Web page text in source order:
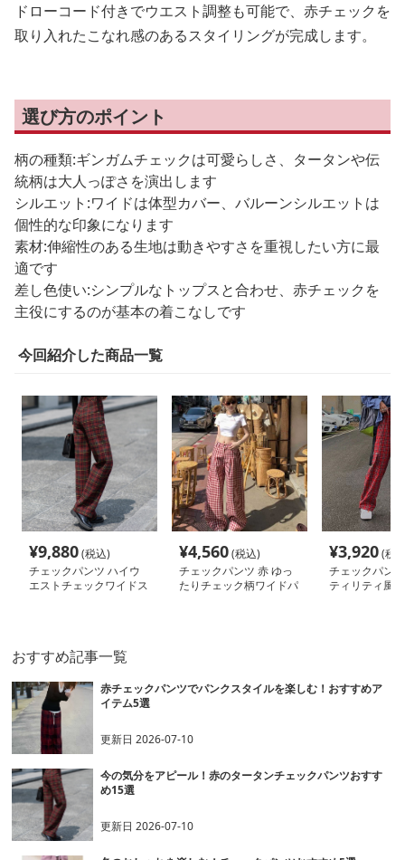
ドローコード付きでウエスト調整も可能で、赤チェックを
取り入れたこなれ感のあるスタイリングが完成します。
選び方のポイント
柄の種類:ギンガムチェックは可愛らしさ、タータンや伝
統柄は大人っぽさを演出します
シルエット:ワイドは体型カバー、バルーンシルエットは
個性的な印象になります
素材:伸縮性のある生地は動きやすさを重視したい方に最
適です
差し色使い:シンプルなトップスと合わせ、赤チェックを
主役にするのが基本の着こなしです
今回紹介した商品一覧
¥9,880(税込)
チェックパンツ ハイウ
エストチェックワイドス
¥4,560(税込)
チェックパンツ 赤 ゆっ
たりチェック柄ワイドパ
¥3,920(税
チェックパン
ティリティ風
おすすめ記事一覧
赤チェックパンツでパンクスタイルを楽しむ！おすすめア
イテム5選
更新日2026-07-10
今の気分をアピール！赤のタータンチェックパンツおすす
め15選
更新日2026-07-10